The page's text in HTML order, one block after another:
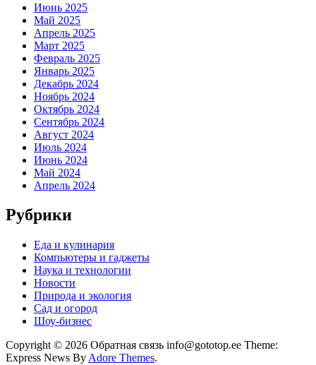
Июнь 2025
Май 2025
Апрель 2025
Март 2025
Февраль 2025
Январь 2025
Декабрь 2024
Ноябрь 2024
Октябрь 2024
Сентябрь 2024
Август 2024
Июль 2024
Июнь 2024
Май 2024
Апрель 2024
Рубрики
Еда и кулинария
Компьютеры и гаджеты
Наука и технологии
Новости
Природа и экология
Сад и огород
Шоу-бизнес
Copyright © 2026 Обратная связь info@gototop.ee Theme:
Express News By Adore Themes.